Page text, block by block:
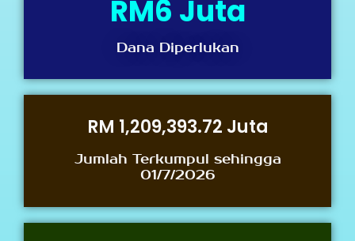
RM6 Juta
Dana Diperlukan
RM 3,168,102.58 Juta
Jumlah Terkumpul sehingga
01/7/2026